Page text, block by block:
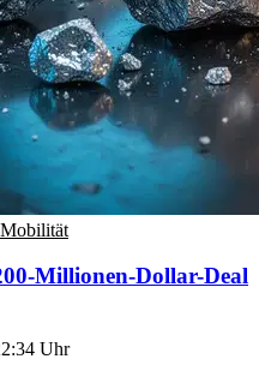
Millionen-Dollar-Deal
Uhr